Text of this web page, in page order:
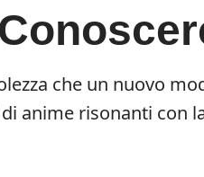
che un nuovo
anime risonanti con